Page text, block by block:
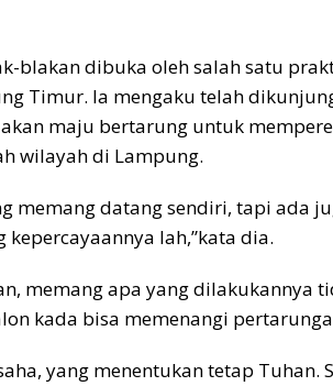
blakan dibuka oleh salah satu
Timur. Ia mengaku telah
maju bertarung untuk
wilayah di Lampung.
memang datang sendiri, tapi ada
kepercayaannya lah,”kata dia.
memang apa yang dilakukannya
kada bisa memenangi
yang menentukan tetap